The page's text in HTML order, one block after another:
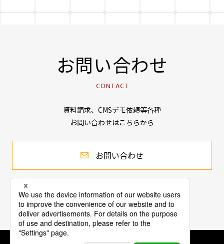
お問い合わせ
CONTACT
資料請求、CMSデモ依頼等各種
お問い合わせはこちらから
お問い合わせ